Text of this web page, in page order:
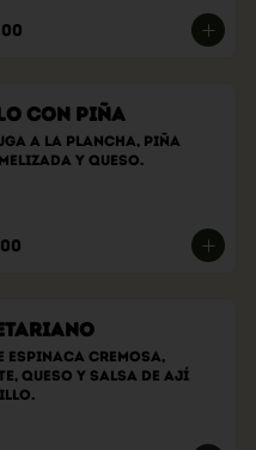
con Piña
a la plancha, piña
y queso.
espinaca cremosa,
queso y salsa de ají